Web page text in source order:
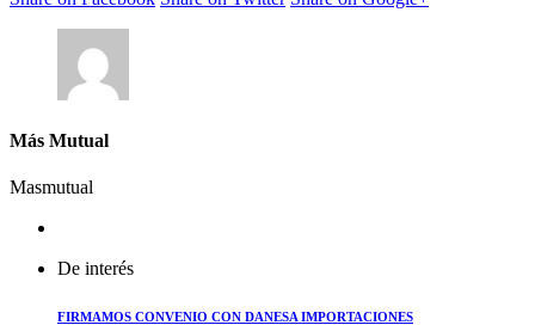
Más Mutual
Masmutual
De interés
FIRMAMOS CONVENIO CON DANESA IMPORTACIONES